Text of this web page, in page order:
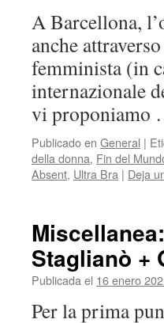
A Barcellona,
anche
femminista (in
internazionale
vi proponiamo
Publicado en General |
della donna, Fin del
Absent, Ultra Bra | Deja
Staglianò +
Publicada el 16 enero
Per la prima